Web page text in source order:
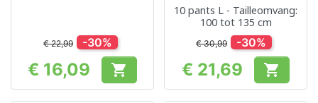
€ 22,99 -30%
Prijs
€ 16,09 
10 pants L - Tailleomvang:
100 tot 135 cm
€ 30,99 -30%
Prijs
€ 21,69 